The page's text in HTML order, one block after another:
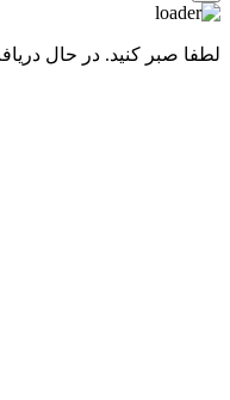
لطفا صبر کنید. در حال